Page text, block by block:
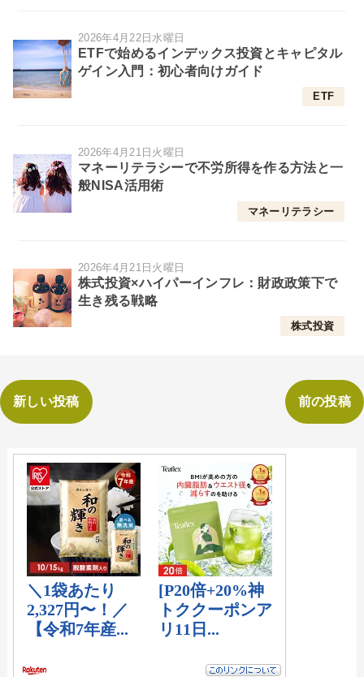
2026年4月22日水曜日
ETFで始めるインデックス投資とキャピタル
ゲイン入門：初心者向けガイド
ETF
2026年4月21日火曜日
マネーリテラシーで不労所得を作る方法と一
般NISA活用術
マネーリテラシー
2026年4月21日火曜日
株式投資×ハイパーインフレ：財政政策下で
生き残る戦略
株式投資
新しい投稿 前の投稿